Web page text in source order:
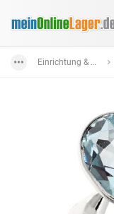
Einrichtung & Wohnaccessoires